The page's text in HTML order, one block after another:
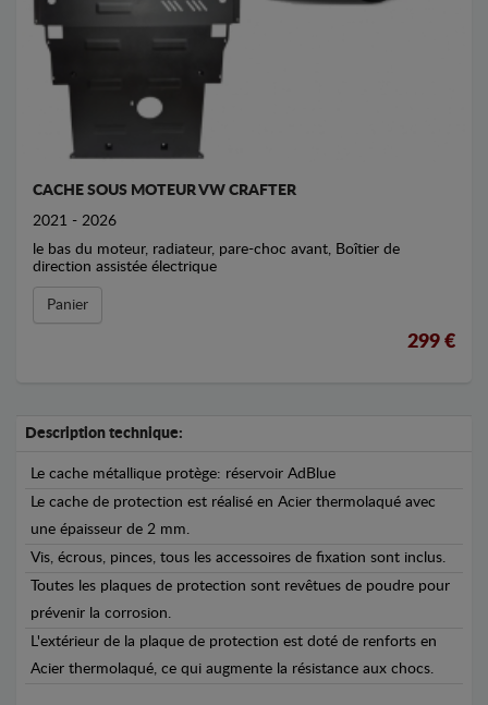
CACHE SOUS MOTEUR VW CRAFTER
2021 - 2026
le bas du moteur, radiateur, pare-choc avant, Boîtier de
direction assistée électrique
Panier
299 €
Description technique:
Le cache métallique protège: réservoir AdBlue
Le cache de protection est réalisé en Acier thermolaqué avec
une épaisseur de 2 mm.
Vis, écrous, pinces, tous les accessoires de fixation sont inclus.
Toutes les plaques de protection sont revêtues de poudre pour
prévenir la corrosion.
L'extérieur de la plaque de protection est doté de renforts en
Acier thermolaqué, ce qui augmente la résistance aux chocs.